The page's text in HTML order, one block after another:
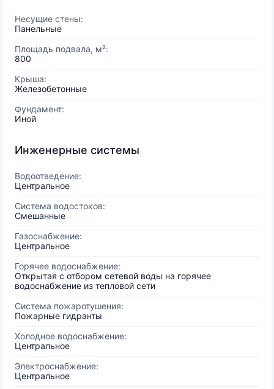
Несущие стены:
Панельные
Площадь подвала, м²:
800
Крыша:
Железобетонные
Фундамент:
Иной
Инженерные системы
Водоотведение:
Центральное
Система водостоков:
Смешанные
Газоснабжение:
Центральное
Горячее водоснабжение:
Открытая с отбором сетевой воды на горячее
водоснабжение из тепловой сети
Система пожаротушения:
Пожарные гидранты
Холодное водоснабжение:
Центральное
Электроснабжение:
Центральное